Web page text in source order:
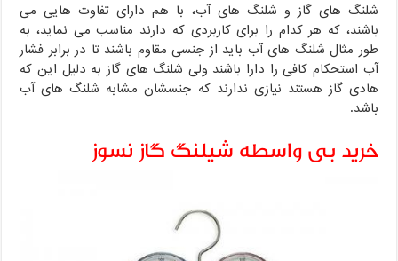
شلنگ های گاز و شلنگ های آب، با هم دارای تفاوت هایی می
باشند، که هر کدام را برای کاربردی که دارند مناسب می نماید، به
طور مثال شلنگ های آب باید از جنسی مقاوم باشند تا در برابر فشار
آب استحکام کافی را دارا باشند ولی شلنگ های گاز به دلیل این که
هادی گاز هستند نیازی ندارند که جنسشان مشابه شلنگ های آب
باشد.
خرید بی واسطه شیلنگ گاز نسوز